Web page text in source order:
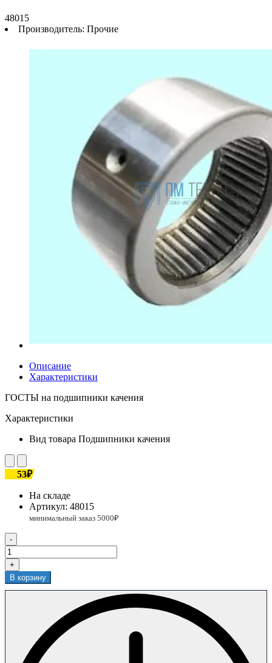
48015
Производитель: Прочие
Описание
Характеристики
ГОСТЫ на подшипники качения
Характеристики
Вид товара Подшипники качения
53₽
На складе
Артикул: 48015
-
+
В корзину